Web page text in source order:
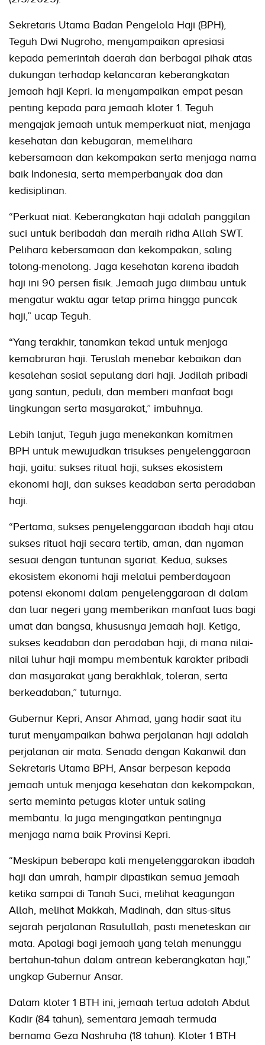
Sekretaris Utama Badan Pengelola Haji (BPH),
Teguh Dwi Nugroho, menyampaikan apresiasi
kepada pemerintah daerah dan berbagai pihak atas
dukungan terhadap kelancaran keberangkatan
jemaah haji Kepri. Ia menyampaikan empat pesan
penting kepada para jemaah kloter 1. Teguh
mengajak jemaah untuk memperkuat niat, menjaga
kesehatan dan kebugaran, memelihara
kebersamaan dan kekompakan serta menjaga nama
baik Indonesia, serta memperbanyak doa dan
kedisiplinan.
“Perkuat niat. Keberangkatan haji adalah panggilan
suci untuk beribadah dan meraih ridha Allah SWT.
Pelihara kebersamaan dan kekompakan, saling
tolong-menolong. Jaga kesehatan karena ibadah
haji ini 90 persen fisik. Jemaah juga diimbau untuk
mengatur waktu agar tetap prima hingga puncak
haji,” ucap Teguh.
“Yang terakhir, tanamkan tekad untuk menjaga
kemabruran haji. Teruslah menebar kebaikan dan
kesalehan sosial sepulang dari haji. Jadilah pribadi
yang santun, peduli, dan memberi manfaat bagi
lingkungan serta masyarakat,” imbuhnya.
Lebih lanjut, Teguh juga menekankan komitmen
BPH untuk mewujudkan trisukses penyelenggaraan
haji, yaitu: sukses ritual haji, sukses ekosistem
ekonomi haji, dan sukses keadaban serta peradaban
haji.
“Pertama, sukses penyelenggaraan ibadah haji atau
sukses ritual haji secara tertib, aman, dan nyaman
sesuai dengan tuntunan syariat. Kedua, sukses
ekosistem ekonomi haji melalui pemberdayaan
potensi ekonomi dalam penyelenggaraan di dalam
dan luar negeri yang memberikan manfaat luas bagi
umat dan bangsa, khususnya jemaah haji. Ketiga,
sukses keadaban dan peradaban haji, di mana nilai-
nilai luhur haji mampu membentuk karakter pribadi
dan masyarakat yang berakhlak, toleran, serta
berkeadaban,” tuturnya.
Gubernur Kepri, Ansar Ahmad, yang hadir saat itu
turut menyampaikan bahwa perjalanan haji adalah
perjalanan air mata. Senada dengan Kakanwil dan
Sekretaris Utama BPH, Ansar berpesan kepada
jemaah untuk menjaga kesehatan dan kekompakan,
serta meminta petugas kloter untuk saling
membantu. Ia juga mengingatkan pentingnya
menjaga nama baik Provinsi Kepri.
“Meskipun beberapa kali menyelenggarakan ibadah
haji dan umrah, hampir dipastikan semua jemaah
ketika sampai di Tanah Suci, melihat keagungan
Allah, melihat Makkah, Madinah, dan situs-situs
sejarah perjalanan Rasulullah, pasti meneteskan air
mata. Apalagi bagi jemaah yang telah menunggu
bertahun-tahun dalam antrean keberangkatan haji,”
ungkap Gubernur Ansar.
Dalam kloter 1 BTH ini, jemaah tertua adalah Abdul
Kadir (84 tahun), sementara jemaah termuda
bernama Geza Nashruha (18 tahun). Kloter 1 BTH